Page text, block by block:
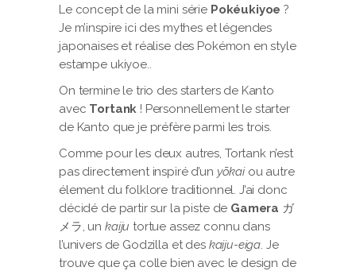
Le concept de la mini série Pokéukiyoe ?
Je m’inspire ici des mythes et légendes
japonaises et réalise des Pokémon en style
estampe ukiyoe..
On termine le trio des starters de Kanto
avec Tortank ! Personnellement le starter
de Kanto que je préfère parmi les trois.
Comme pour les deux autres, Tortank n’est
pas directement inspiré d’un yōkai ou autre
élement du folklore traditionnel. J’ai donc
décidé de partir sur la piste de Gamera ガ
メラ, un kaiju tortue assez connu dans
l’univers de Godzilla et des kaiju-eiga. Je
trouve que ça colle bien avec le design de